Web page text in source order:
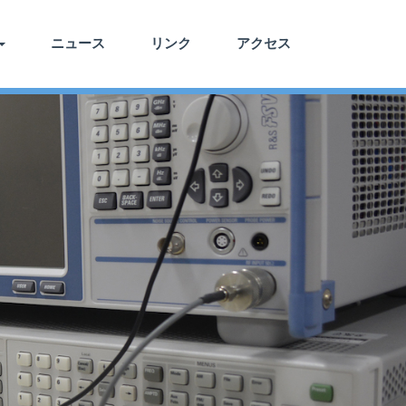
ニュース リンク アクセス